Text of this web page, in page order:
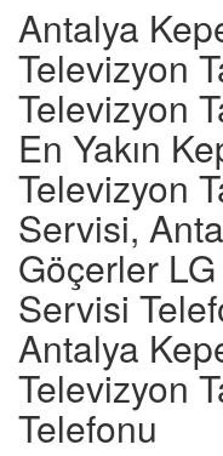
Antalya
Televizyon
Televizyon
En Yakın
Televizyon
Servisi,
Göçerler
Servisi
Antalya
Televizyon
Telefonu